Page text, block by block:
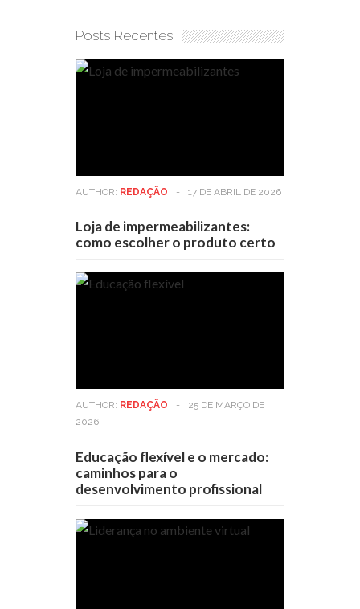
Posts Recentes
AUTHOR: REDAÇÃO - 17 DE ABRIL DE 2026
Loja de impermeabilizantes:
como escolher o produto certo
AUTHOR: REDAÇÃO -
25 DE MARÇO DE
2026
Educação flexível e o mercado:
caminhos para o
desenvolvimento profissional